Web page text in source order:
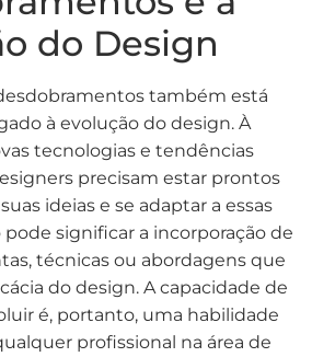
do Design
também está
à evolução do design. À
tecnologias e tendências
precisam estar prontos
ideias e se adaptar a essas
pode significar a incorporação de
técnicas ou abordagens que
do design. A capacidade de
é, portanto, uma habilidade
profissional na área de